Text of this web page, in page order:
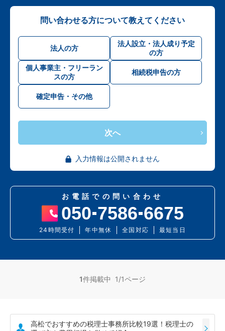
問い合わせる方について教えてください
法人の方
法人設立・法人成り予定
の方
個人事業主・フリーラン
スの方
相続税申告の方
確定申告・その他
次へ
入力情報は公開されません
お電話での問い合わせ
050 7586 6675
24時間受付 年中無休 全国対応 最短当日
1件掲載中 1/1ページ
高松でおすすめの税理士事務所比較19選！税理士の